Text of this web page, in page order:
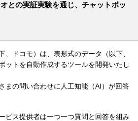
との実証実験を通じ、チャットボッ
、ドコモ）は、表形式のデータ（以下、
ットを自動作成するツールを開発いたし
まの問い合わせに人工知能（AI）が回答
ビス提供者は一つ一つ質問と回答を組み